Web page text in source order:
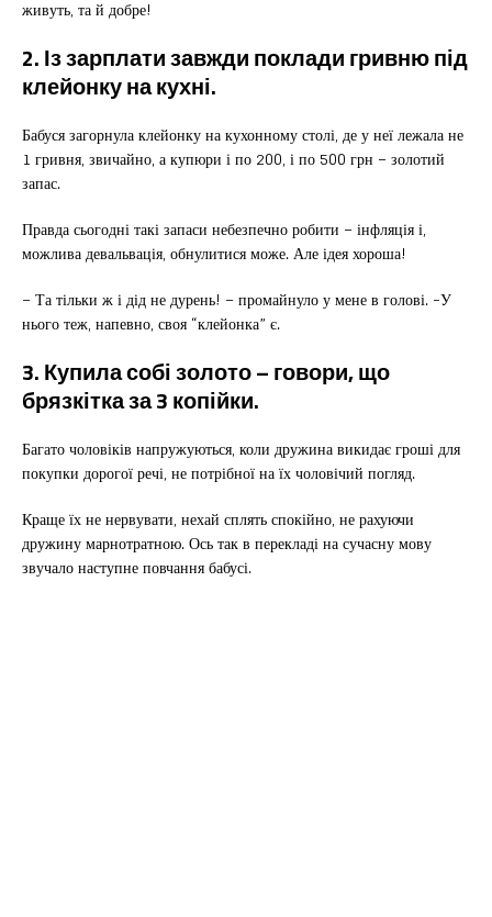
живуть, та й добре!
2. Із зарплати завжди поклади гривню під
клейонку на кухні.
Бабуся загорнула клейонку на кухонному столі, де у неї лежала не
1 гривня, звичайно, а купюри і по 200, і по 500 грн – золотий
запас.
Правда сьогодні такі запаси небезпечно робити – інфляція і,
можлива девальвація, обнулитися може. Але ідея хороша!
– Та тільки ж і дід не дурень! – промайнуло у мене в голові. -У
нього теж, напевно, своя “клейонка” є.
3. Купила собі золото – говори, що
брязкітка за 3 копійки.
Багато чоловіків напружуються, коли дружина викидає гроші для
покупки дорогої речі, не потрібної на їх чоловічий погляд.
Краще їх не нервувати, нехай сплять спокійно, не рахуючи
дружину марнотратною. Ось так в перекладі на сучасну мову
звучало наступне повчання бабусі.